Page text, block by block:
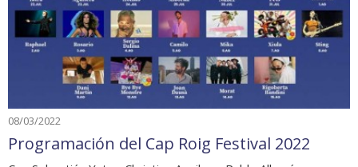
08/03/2022
Programación del Cap Roig Festival 2022